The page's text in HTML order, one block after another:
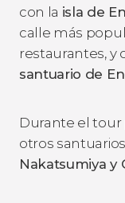
con la isla de
calle más
restaurantes, y
santuario de
Durante el tour
otros
Nakatsumiya y